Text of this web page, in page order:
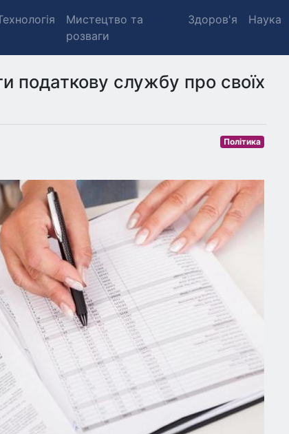
Мистецтво та
розваги
Здоров'я Наука
податкову службу про своїх
Політика